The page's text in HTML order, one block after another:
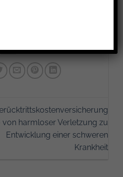
auf den
von harmloser Verletzung zu
Entwicklung einer schweren
Krankheit